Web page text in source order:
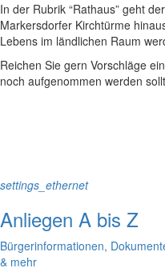
In der Rubrik “Rathaus” geht
Markersdorfer Kirchtürme
Lebens im ländlichen Raum
Reichen Sie gern Vorschläge
noch aufgenommen werden
settings_ethernet
Anliegen A bis Z
Bürgerinformationen,
& mehr